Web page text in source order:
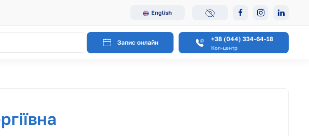
English
Запис онлайн +38 (044) 334-64-18
Кол-центр